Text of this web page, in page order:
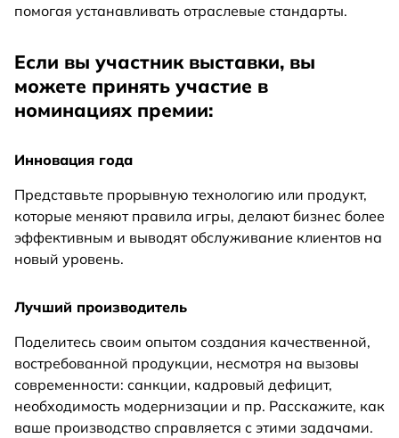
помогая устанавливать отраслевые стандарты.
Если вы участник выставки, вы
можете принять участие в
номинациях премии:
Инновация года
Представьте прорывную технологию или продукт,
которые меняют правила игры, делают бизнес более
эффективным и выводят обслуживание клиентов на
новый уровень.
Лучший производитель
Поделитесь своим опытом создания качественной,
востребованной продукции, несмотря на вызовы
современности: санкции, кадровый дефицит,
необходимость модернизации и пр. Расскажите, как
ваше производство справляется с этими задачами.